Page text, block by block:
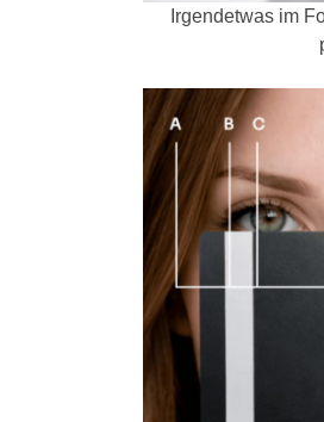
Irgendetwas im